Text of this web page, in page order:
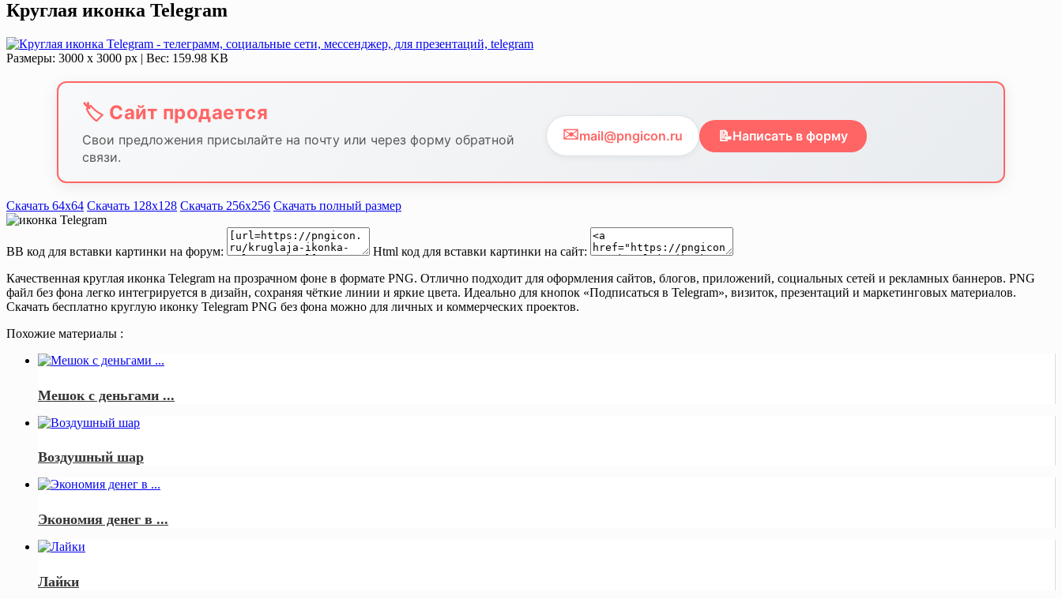
Круглая иконка Telegram
Размеры: 3000 х 3000 px | Вес: 159.98 KB
🏷️ Сайт продается
Свои предложения присылайте на почту или через форму обратной
связи.
✉️mail@pngicon.ru 📝Написать в форму
Скачать 64х64 Скачать 128х128 Скачать 256х256 Скачать полный размер
BB код для вставки картинки на форум:
Html код для вставки картинки на сайт:
Качественная круглая иконка Telegram на прозрачном фоне в формате PNG. Отлично подходит для оформления сайтов, блогов, приложений, социальных сетей и рекламных баннеров. PNG
файл без фона легко интегрируется в дизайн, сохраняя чёткие линии и яркие цвета. Идеально для кнопок «Подписаться в Telegram», визиток, презентаций и маркетинговых материалов.
Скачать бесплатно круглую иконку Telegram PNG без фона можно для личных и коммерческих проектов.
Похожие материалы :
Мешок с деньгами ...
Воздушный шар
Экономия денег в ...
Лайки